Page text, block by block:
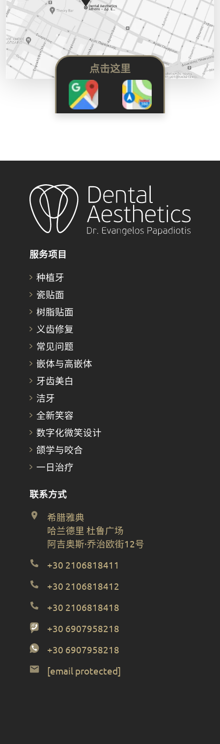
点击这里
服务项目
种植牙
瓷贴面
树脂贴面
义齿修复
常见问题
嵌体与高嵌体
牙齿美白
洁牙
全新笑容
数字化微笑设计
颌学与咬合
一日治疗
联系方式
希腊雅典
哈兰德里 杜鲁广场
阿吉奥斯·乔治欧街12号
+30 2106818411
+30 2106818412
+30 2106818418
+30 6907958218
+30 6907958218
[email protected]